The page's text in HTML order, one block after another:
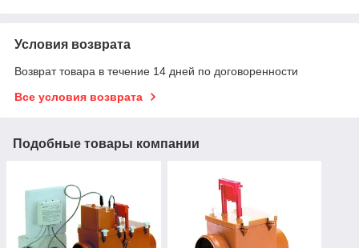
Условия возврата
Возврат товара в течение 14 дней по договоренности
Все условия возврата
Подобные товары компании